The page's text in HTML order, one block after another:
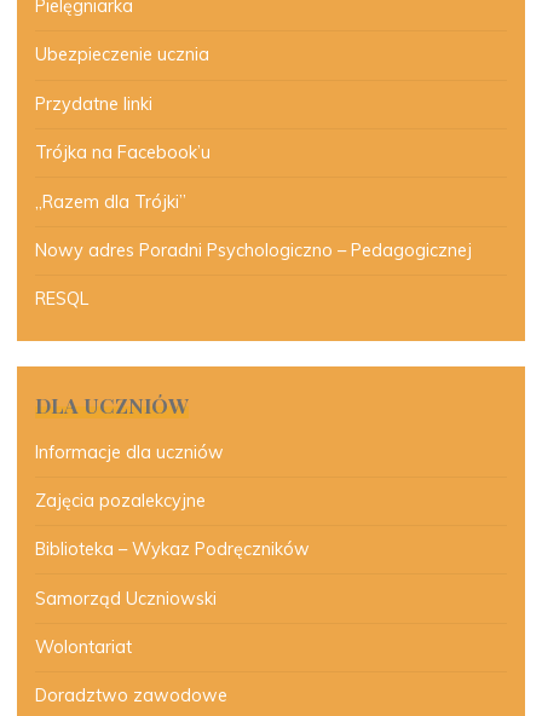
Pielęgniarka
Ubezpieczenie ucznia
Przydatne linki
Trójka na Facebook’u
„Razem dla Trójki”
Nowy adres Poradni Psychologiczno – Pedagogicznej
RESQL
DLA UCZNIÓW
Informacje dla uczniów
Zajęcia pozalekcyjne
Biblioteka – Wykaz Podręczników
Samorząd Uczniowski
Wolontariat
Doradztwo zawodowe